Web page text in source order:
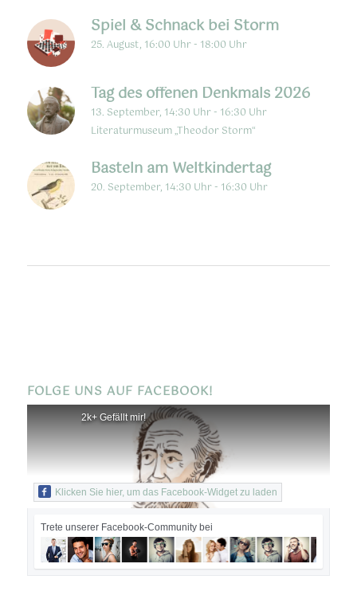
Spiel & Schnack bei Storm
25. August, 16:00 Uhr - 18:00 Uhr
Tag des offenen Denkmals 2026
13. September, 14:30 Uhr - 16:30 Uhr
Literaturmuseum „Theodor Storm“
Basteln am Weltkindertag
20. September, 14:30 Uhr - 16:30 Uhr
FOLGE UNS AUF FACEBOOK!
2k+ Gefällt mir!
Klicken Sie hier, um das Facebook-Widget zu laden
Trete unserer Facebook-Community bei